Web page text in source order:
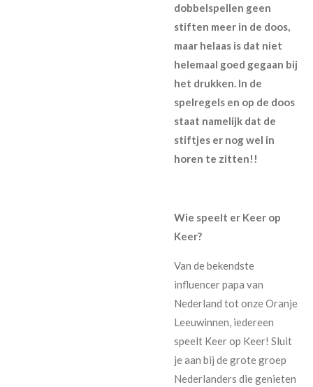
dobbelspellen geen
stiften meer in de doos,
maar helaas is dat niet
helemaal goed gegaan bij
het drukken. In de
spelregels en op de doos
staat namelijk dat de
stiftjes er nog wel in
horen te zitten!!
Wie speelt er Keer op
Keer?
Van de bekendste
influencer papa van
Nederland tot onze Oranje
Leeuwinnen, iedereen
speelt Keer op Keer! Sluit
je aan bij de grote groep
Nederlanders die genieten